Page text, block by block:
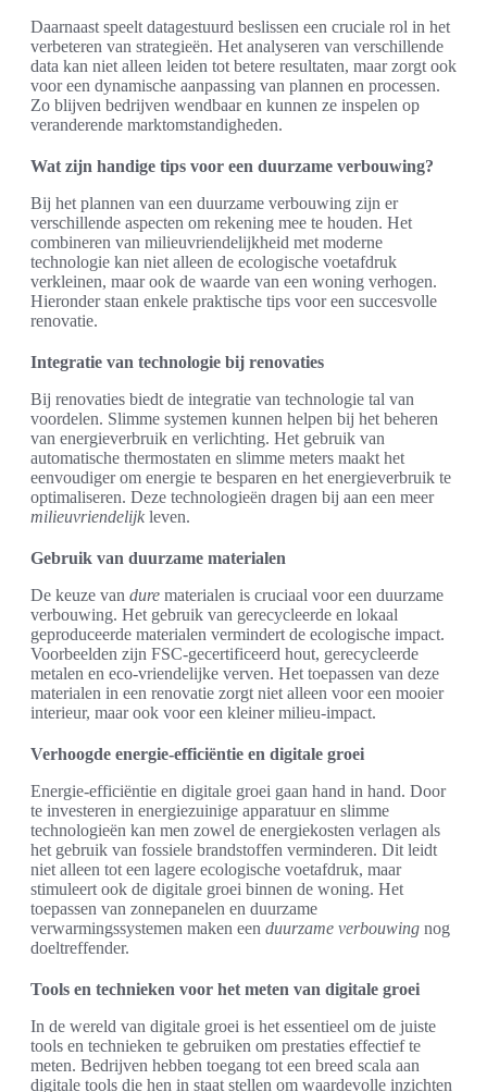
Daarnaast speelt datagestuurd beslissen een cruciale rol in het
verbeteren van strategieën. Het analyseren van verschillende
data kan niet alleen leiden tot betere resultaten, maar zorgt ook
voor een dynamische aanpassing van plannen en processen.
Zo blijven bedrijven wendbaar en kunnen ze inspelen op
veranderende marktomstandigheden.
Wat zijn handige tips voor een duurzame verbouwing?
Bij het plannen van een duurzame verbouwing zijn er
verschillende aspecten om rekening mee te houden. Het
combineren van milieuvriendelijkheid met moderne
technologie kan niet alleen de ecologische voetafdruk
verkleinen, maar ook de waarde van een woning verhogen.
Hieronder staan enkele praktische tips voor een succesvolle
renovatie.
Integratie van technologie bij renovaties
Bij renovaties biedt de integratie van technologie tal van
voordelen. Slimme systemen kunnen helpen bij het beheren
van energieverbruik en verlichting. Het gebruik van
automatische thermostaten en slimme meters maakt het
eenvoudiger om energie te besparen en het energieverbruik te
optimaliseren. Deze technologieën dragen bij aan een meer
milieuvriendelijk leven.
Gebruik van duurzame materialen
De keuze van dure materialen is cruciaal voor een duurzame
verbouwing. Het gebruik van gerecycleerde en lokaal
geproduceerde materialen vermindert de ecologische impact.
Voorbeelden zijn FSC-gecertificeerd hout, gerecycleerde
metalen en eco-vriendelijke verven. Het toepassen van deze
materialen in een renovatie zorgt niet alleen voor een mooier
interieur, maar ook voor een kleiner milieu-impact.
Verhoogde energie-efficiëntie en digitale groei
Energie-efficiëntie en digitale groei gaan hand in hand. Door
te investeren in energiezuinige apparatuur en slimme
technologieën kan men zowel de energiekosten verlagen als
het gebruik van fossiele brandstoffen verminderen. Dit leidt
niet alleen tot een lagere ecologische voetafdruk, maar
stimuleert ook de digitale groei binnen de woning. Het
toepassen van zonnepanelen en duurzame
verwarmingssystemen maken een duurzame verbouwing nog
doeltreffender.
Tools en technieken voor het meten van digitale groei
In de wereld van digitale groei is het essentieel om de juiste
tools en technieken te gebruiken om prestaties effectief te
meten. Bedrijven hebben toegang tot een breed scala aan
digitale tools die hen in staat stellen om waardevolle inzichten